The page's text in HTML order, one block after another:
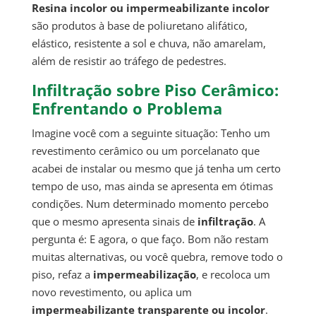
Resina incolor ou impermeabilizante incolor
são produtos à base de poliuretano alifático,
elástico, resistente a sol e chuva, não amarelam,
além de resistir ao tráfego de pedestres.
Infiltração sobre Piso Cerâmico:
Enfrentando o Problema
Imagine você com a seguinte situação: Tenho um
revestimento cerâmico ou um porcelanato que
acabei de instalar ou mesmo que já tenha um certo
tempo de uso, mas ainda se apresenta em ótimas
condições. Num determinado momento percebo
que o mesmo apresenta sinais de infiltração. A
pergunta é: E agora, o que faço. Bom não restam
muitas alternativas, ou você quebra, remove todo o
piso, refaz a impermeabilização, e recoloca um
novo revestimento, ou aplica um
impermeabilizante transparente ou incolor.